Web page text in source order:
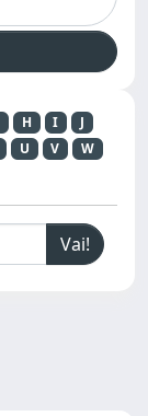
H I
J
U V
W